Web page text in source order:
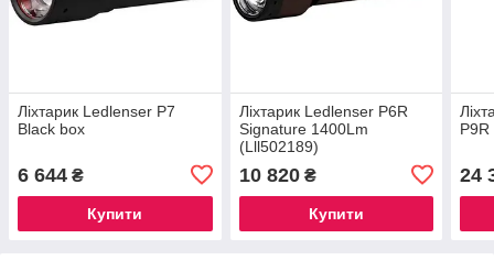
Ліхтарик Ledlenser P7
Black box
6 644 ₴
Купити
Ліхтарик Ledlenser P6R
Signature 1400Lm
(Lll502189)
10 820₴
Купити
24